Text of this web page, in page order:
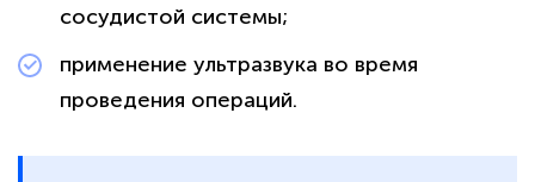
сосудистой системы;
применение ультразвука во время
проведения операций.